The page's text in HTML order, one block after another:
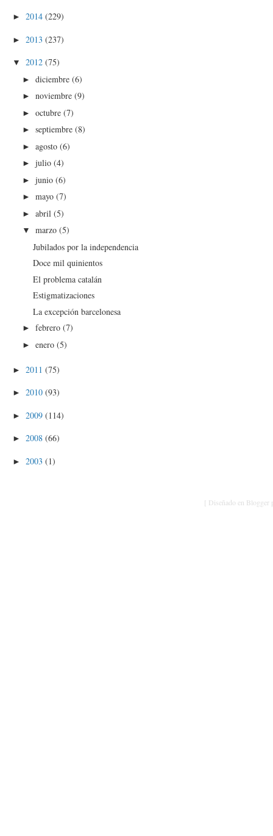
► 2014 (229)
► 2013 (237)
▼ 2012 (75)
►diciembre(6)
►noviembre(9)
►octubre(7)
►septiembre(8)
►agosto(6)
►julio(4)
►junio(6)
►mayo(7)
►abril(5)
▼marzo(5)
Jubilados por la independencia
Doce mil quinientos
El problema catalán
Estigmatizaciones
La excepción barcelonesa
►febrero(7)
►enero(5)
► 2011 (75)
► 2010 (93)
► 2009 (114)
► 2008 (66)
► 2003 (1)
[ Diseñado en Blogger